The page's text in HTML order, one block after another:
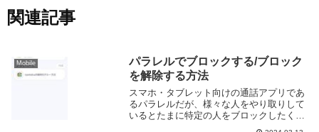
関連記事
Mobile
パラレルでブロックする/ブロック
を解除する方法
スマホ・タブレット向けの通話アプリであ
るパラレルだが、様々な人をやり取りして
いるとたまに特定の人をブロックしたくな
ることがある。迷惑なユーザーや会話した